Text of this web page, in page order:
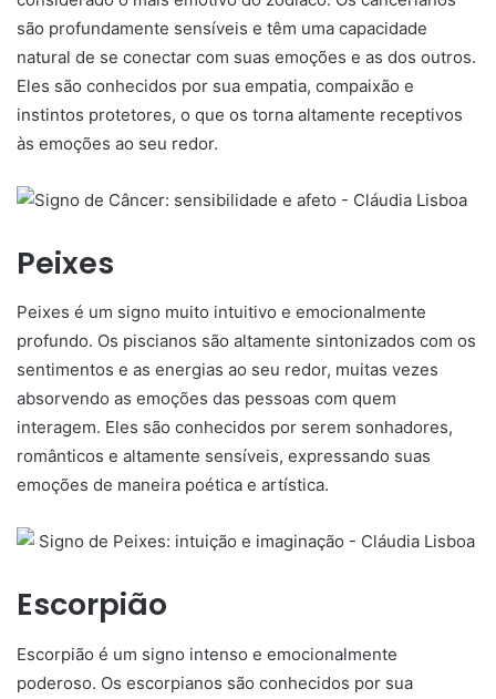
são profundamente sensíveis e têm uma capacidade
natural de se conectar com suas emoções e as dos outros.
Eles são conhecidos por sua empatia, compaixão e
instintos protetores, o que os torna altamente receptivos
às emoções ao seu redor.
Peixes
Peixes é um signo muito intuitivo e emocionalmente
profundo. Os piscianos são altamente sintonizados com os
sentimentos e as energias ao seu redor, muitas vezes
absorvendo as emoções das pessoas com quem
interagem. Eles são conhecidos por serem sonhadores,
românticos e altamente sensíveis, expressando suas
emoções de maneira poética e artística.
Escorpião
Escorpião é um signo intenso e emocionalmente
poderoso. Os escorpianos são conhecidos por sua